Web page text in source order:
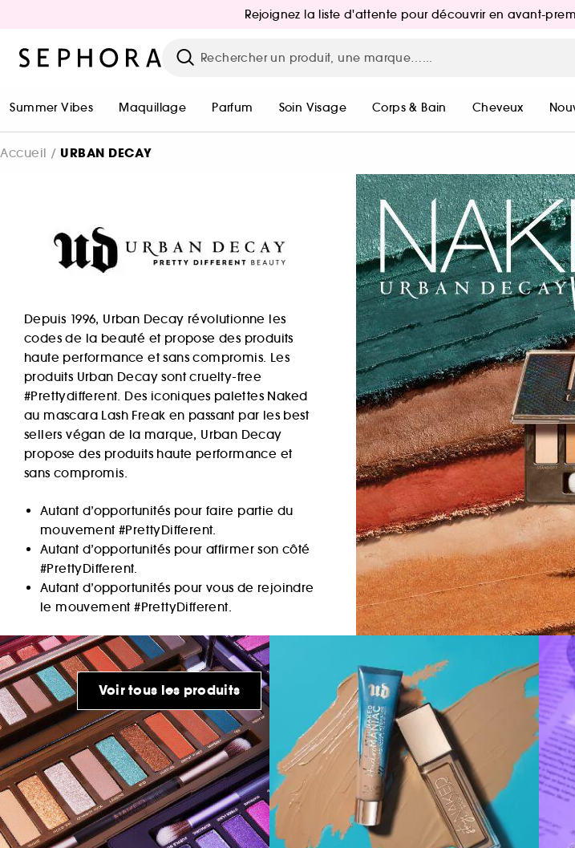
Rejoignez la liste d'attente pour découvrir en avant-
Summer Vibes Maquillage Parfum Soin Visage Corps & Bain Cheveux
Accueil URBAN DECAY
Depuis 1996, Urban Decay révolutionne les
codes de la beauté et propose des produits
haute performance et sans compromis. Les
produits Urban Decay sont cruelty-free
#Prettydifferent. Des iconiques palettes Naked
au mascara Lash Freak en passant par les best
sellers végan de la marque, Urban Decay
propose des produits haute performance et
sans compromis.
Autant d’opportunités pour faire partie du
mouvement #PrettyDifferent.
Autant d’opportunités pour affirmer son côté
#PrettyDifferent.
Autant d’opportunités pour vous de rejoindre
le mouvement #PrettyDifferent.
Voir tous les produits
Découvrir